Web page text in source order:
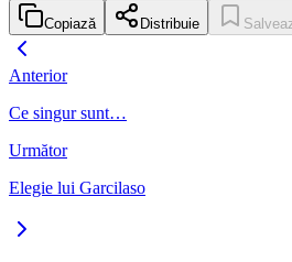
Copiază Distribuie
Anterior
Ce singur sunt…
Următor
Elegie lui Garcilaso